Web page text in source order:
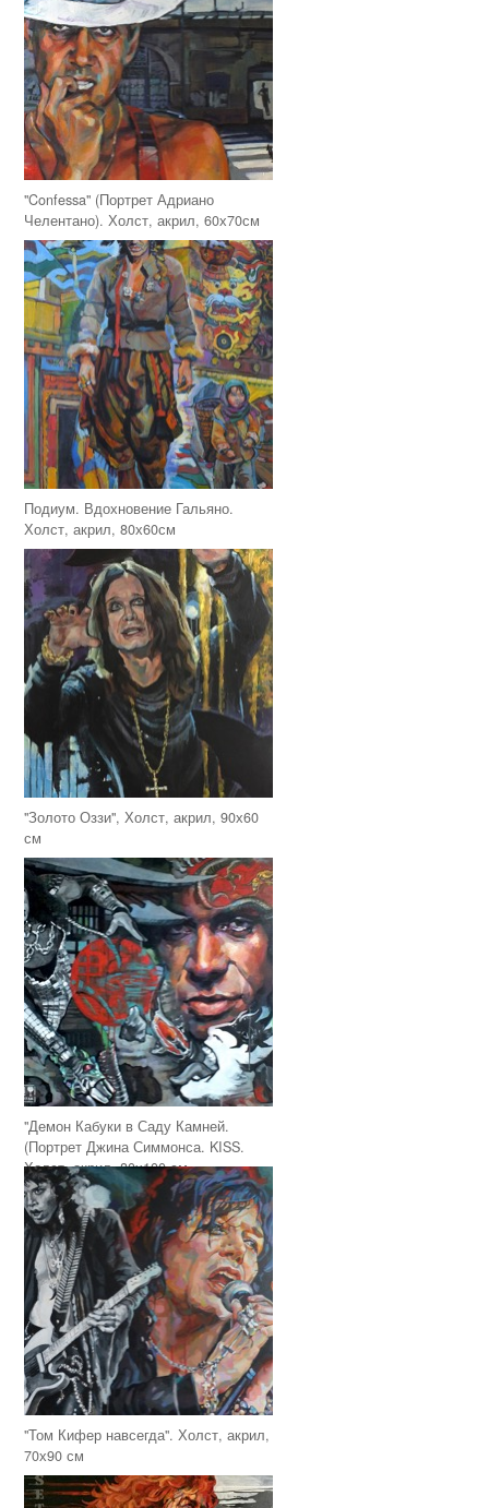
"Confessa" (Портрет Адриано
Челентано). Холст, акрил, 60х70см
Подиум. Вдохновение Гальяно.
Холст, акрил, 80х60см
"Золото Оззи", Холст, акрил, 90х60
см
"Демон Кабуки в Саду Камней.
(Портрет Джина Симмонса. KISS.
Холст, акрил, 80х100 см
"Том Кифер навсегда". Холст, акрил,
70х90 см